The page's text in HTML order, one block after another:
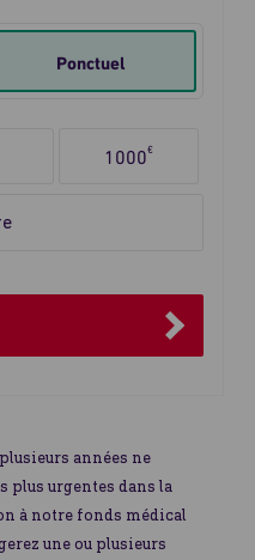
années ne
plus urgentes dans la
à notre fonds médical
une ou plusieurs
Ponctuel
1000€